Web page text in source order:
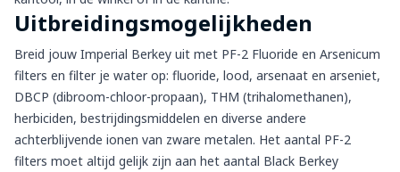
Uitbreidingsmogelijkheden
Breid jouw Imperial Berkey uit met PF-2 Fluoride en Arsenicum
filters en filter je water op: fluoride, lood, arsenaat en arseniet,
DBCP (dibroom-chloor-propaan), THM (trihalomethanen),
herbiciden, bestrijdingsmiddelen en diverse andere
achterblijvende ionen van zware metalen. Het aantal PF-2
filters moet altijd gelijk zijn aan het aantal Black Berkey